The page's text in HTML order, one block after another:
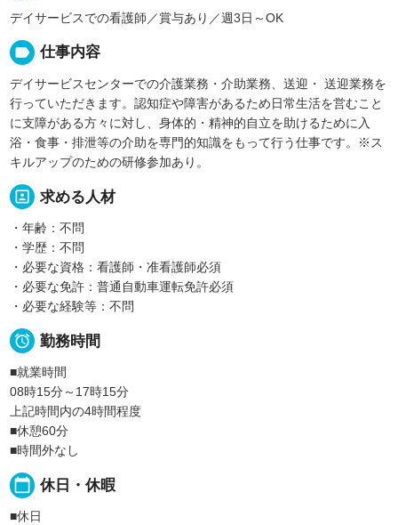
デイサービスでの看護師／賞与あり／週3日～OK
label 仕事内容
デイサービスセンターでの介護業務・介助業務、送迎・ 送迎業務を
行っていただきます。認知症や障害があるため日常生活を営むこと
に支障がある方々に対し、身体的・精神的自立を助けるために入
浴・食事・排泄等の介助を専門的知識をもって行う仕事です。※ス
キルアップのための研修参加あり。
portrait 求める人材
・年齢：不問
・学歴：不問
・必要な資格：看護師・准看護師必須
・必要な免許：普通自動車運転免許必須
・必要な経験等：不問
 勤務時間
■就業時間
08時15分～17時15分
上記時間内の4時間程度
■休憩60分
■時間外なし
calendar_today 休日・休暇
■休日